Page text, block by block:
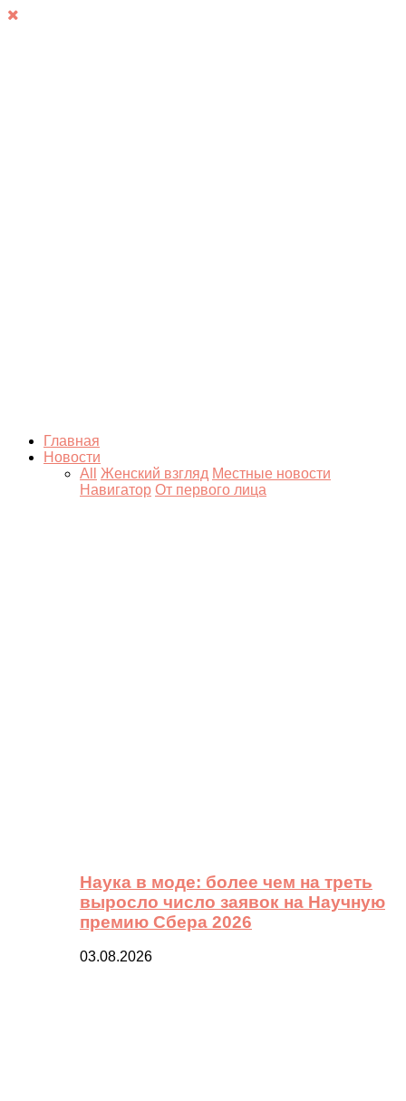
Главная
Новости
All
Женский взгляд Местные новости
Навигатор От первого лица
Наука в моде: более чем на треть
выросло число заявок на Научную
премию Сбера 2026
03.08.2026